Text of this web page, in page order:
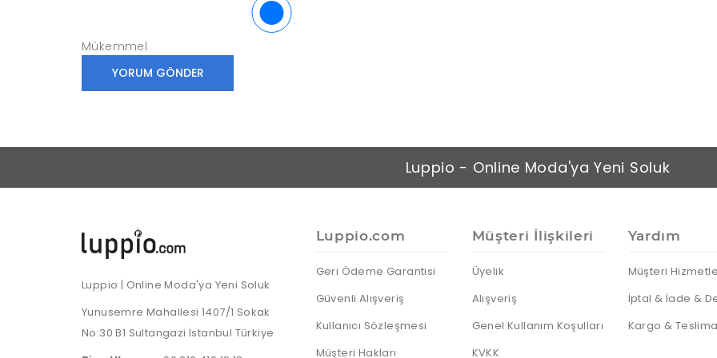
Mükemmel
Luppio - Online Moda'ya Yeni Soluk
Luppio | Online Moda'ya Yeni Soluk
Yunusemre Mahallesi 1407/1 Sokak
No:30 B1 Sultangazi İstanbul Türkiye
Luppio.com
Geri Ödeme Garantisi
Güvenli Alışveriş
Kullanıcı Sözleşmesi
Müşteri Hakları
Müşteri İlişkileri
Üyelik
Alışveriş
Genel Kullanım Koşulları
KVKK
Yardım
Müşteri
İptal & İade &
Kargo &